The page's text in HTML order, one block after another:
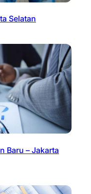
Selatan
Baru – Jakarta